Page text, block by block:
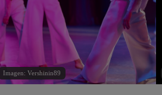
Imagen: Vershinin89